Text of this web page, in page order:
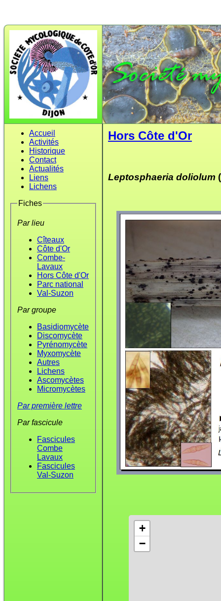
Accueil
Activités
Historique
Contact
Actualités
Liens
Lichens
Fiches
Par lieu
Cîteaux
Côte d'Or
Combe-
Lavaux
Hors Côte d'Or
Parc national
Val-Suzon
Par groupe
Basidiomycète
Discomycète
Pyrénomycète
Myxomycète
Autres
Lichens
Ascomycètes
Micromycètes
Par première lettre
Par fascicule
Fascicules
Combe
Lavaux
Fascicules
Val-Suzon
Hors Côte d'Or
Leptosphaeria doliolum
+
−